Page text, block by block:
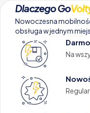
Dlaczego Go
Nowoczesna
obsługa w jednym
Na